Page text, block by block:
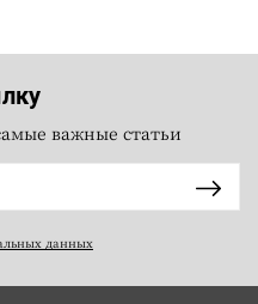
важные статьи
данных